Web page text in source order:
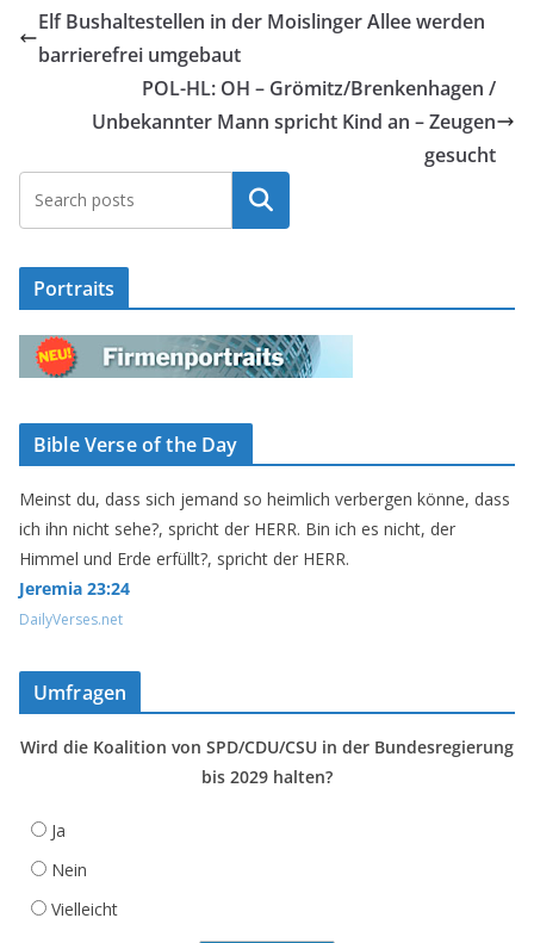
Elf Bushaltestellen in der Moislinger Allee werden
barrierefrei umgebaut
POL-HL: OH – Grömitz/Brenkenhagen /
Unbekannter Mann spricht Kind an – Zeugen
gesucht
Suchen
Portraits
Bible Verse of the Day
Meinst du, dass sich jemand so heimlich verbergen könne, dass
ich ihn nicht sehe?, spricht der HERR. Bin ich es nicht, der
Himmel und Erde erfüllt?, spricht der HERR.
Jeremia 23:24
DailyVerses.net
Umfragen
Wird die Koalition von SPD/CDU/CSU in der Bundesregierung
bis 2029 halten?
Ja
Nein
Vielleicht